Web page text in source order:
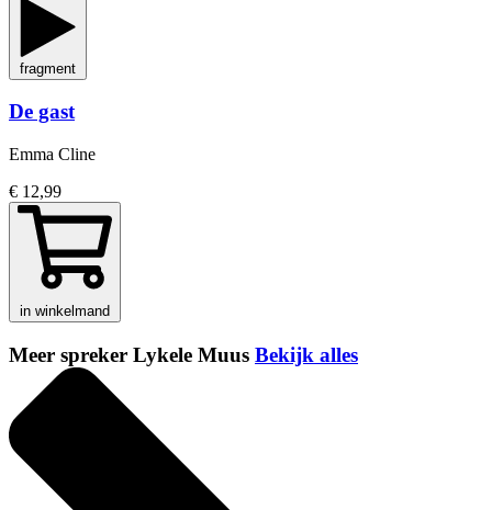
fragment
De gast
Emma Cline
€ 12,99
in winkelmand
Meer spreker Lykele Muus Bekijk alles